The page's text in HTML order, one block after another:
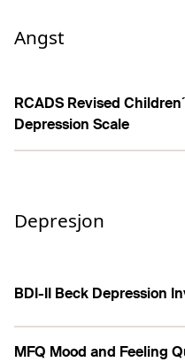
Angst
RCADS Revised
Depression Scale
Depresjon
BDI-II Beck Depression
MFQ Mood and Feeling